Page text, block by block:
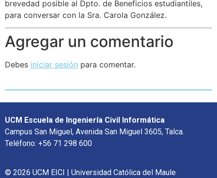
brevedad posible al Dpto. de Beneficios estudiantiles,
para conversar con la Sra. Carola González.
Agregar un comentario
Debes iniciar sesión para comentar.
UCM Escuela de Ingeniería Civil Informática
Campus San Miguel, Avenida San Miguel 3605, Talca.
Teléfono: +56 71 298 600
© 2026 UCM EICI | Universidad Católica del Maule